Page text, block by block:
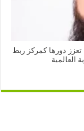
دورها كمركز ربط